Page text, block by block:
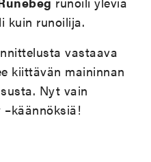
kuin runoilija.
vastaava
kiittävän maininnan
Nyt vain